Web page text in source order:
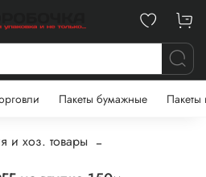
Пакеты бумажные Пакеты
и хоз. товары